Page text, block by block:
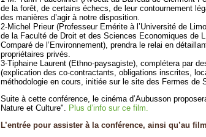
de la forêt, de certains échecs, de leur contournement
des manières d’agir à notre disposition.
2-Michel Prieur (Professeur Emérite à l’Université de
de la Faculté de Droit et des Sciences Economiques de
Comparé de l’Environnement), prendra le relai en
propriétaires privés.
3-Tiphaine Laurent (Ethno-paysagiste), complétera par
(explication des co-contractants, obligations inscrites,
méthodologie en cours, initiée sur le site des Fermes de
Suite à cette conférence, le cinéma d’Aubusson
Nature et Culture". Plus d’info sur ce film.
L’entrée pour assister à la conférence, ainsi qu’au